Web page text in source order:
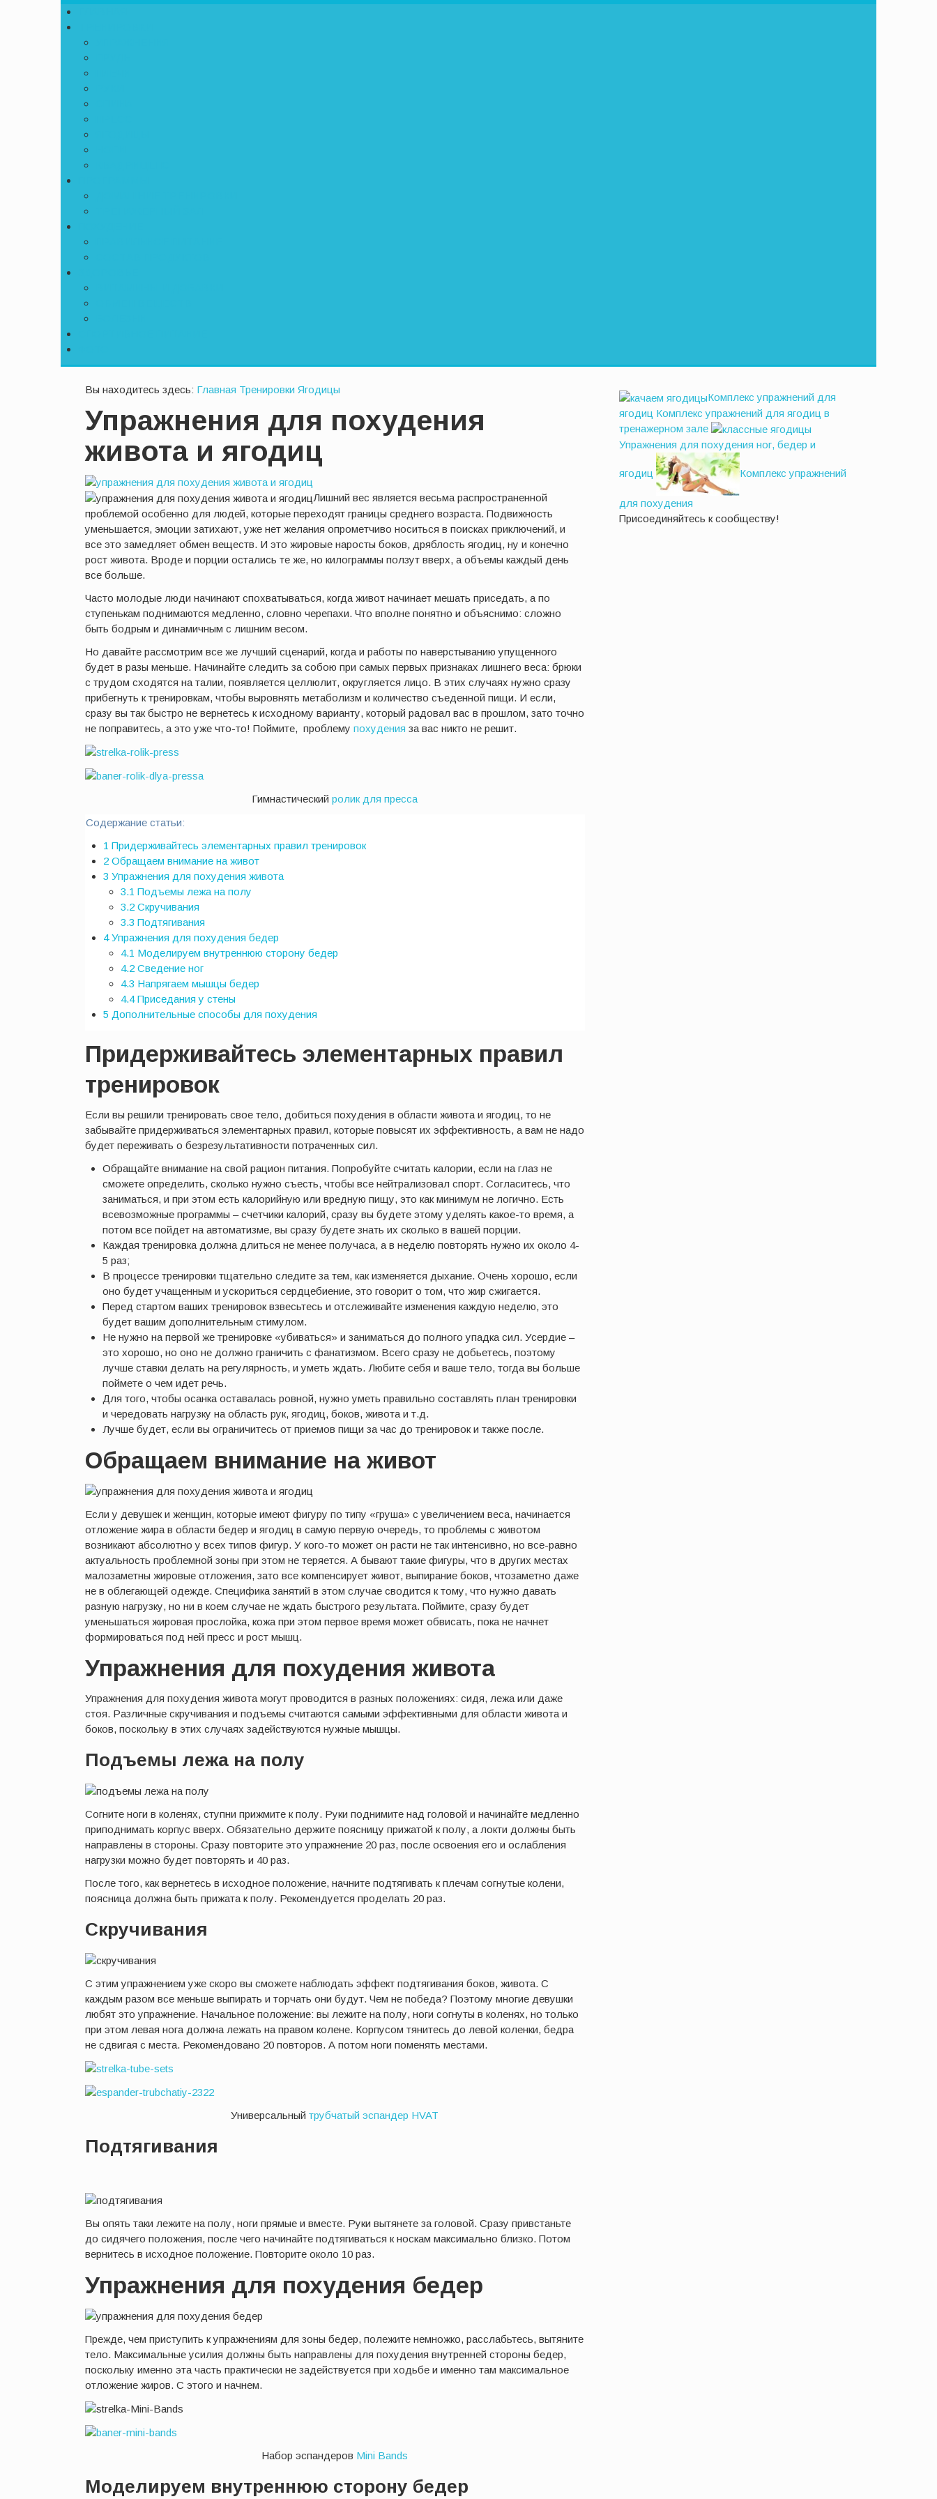
Вы находитесь здесь: Главная Тренировки Ягодицы
Упражнения для похудения
живота и ягодиц
Лишний вес является весьма распространенной
проблемой особенно для людей, которые переходят границы среднего возраста. Подвижность
уменьшается, эмоции затихают, уже нет желания опрометчиво носиться в поисках приключений, и
все это замедляет обмен веществ. И это жировые наросты боков, дряблость ягодиц, ну и конечно
рост живота. Вроде и порции остались те же, но килограммы ползут вверх, а объемы каждый день
все больше.
Часто молодые люди начинают спохватываться, когда живот начинает мешать приседать, а по
ступенькам поднимаются медленно, словно черепахи. Что вполне понятно и объяснимо: сложно
быть бодрым и динамичным с лишним весом.
Но давайте рассмотрим все же лучший сценарий, когда и работы по наверстыванию упущенного
будет в разы меньше. Начинайте следить за собою при самых первых признаках лишнего веса: брюки
с трудом сходятся на талии, появляется целлюлит, округляется лицо. В этих случаях нужно сразу
прибегнуть к тренировкам, чтобы выровнять метаболизм и количество съеденной пищи. И если,
сразу вы так быстро не вернетесь к исходному варианту, который радовал вас в прошлом, зато точно
не поправитесь, а это уже что-то! Поймите, проблему похудения за вас никто не решит.
Гимнастическийролик для пресса
Содержание статьи:
1 Придерживайтесь элементарных правил тренировок
2 Обращаем внимание на живот
3 Упражнения для похудения живота
3.1 Подъемы лежа на полу
3.2 Скручивания
3.3 Подтягивания
4Упражнения для похудения бедер
4.1 Моделируем внутреннюю сторону бедер
4.2 Сведение ног
4.3 Напрягаем мышцы бедер
4.4Приседания у стены
5 Дополнительные способы для похудения
Придерживайтесь элементарных правил
тренировок
Если вы решили тренировать свое тело, добиться похудения в области живота и ягодиц, то не
забывайте придерживаться элементарных правил, которые повысят их эффективность, а вам не надо
будет переживать о безрезультативности потраченных сил.
Обращайте внимание на свой рацион питания. Попробуйте считать калории, если на глаз не
сможете определить, сколько нужно съесть, чтобы все нейтрализовал спорт. Согласитесь, что
заниматься, и при этом есть калорийную или вредную пищу, это как минимум не логично. Есть
всевозможные программы – счетчики калорий, сразу вы будете этому уделять какое-то время, а
потом все пойдет на автоматизме, вы сразу будете знать их сколько в вашей порции.
Каждая тренировка должна длиться не менее получаса, а в неделю повторять нужно их около 4-
5 раз;
В процессе тренировки тщательно следите за тем, как изменяется дыхание. Очень хорошо, если
оно будет учащенным и ускориться сердцебиение, это говорит о том, что жир сжигается.
Перед стартом ваших тренировок взвесьтесь и отслеживайте изменения каждую неделю, это
будет вашим дополнительным стимулом.
Не нужно на первой же тренировке «убиваться» и заниматься до полного упадка сил. Усердие –
это хорошо, но оно не должно граничить с фанатизмом. Всего сразу не добьетесь, поэтому
лучше ставки делать на регулярность, и уметь ждать. Любите себя и ваше тело, тогда вы больше
поймете о чем идет речь.
Для того, чтобы осанка оставалась ровной, нужно уметь правильно составлять план тренировки
и чередовать нагрузку на область рук, ягодиц, боков, живота и т.д.
Лучше будет, если вы ограничитесь от приемов пищи за час до тренировок и также после.
Обращаем внимание на живот
Если у девушек и женщин, которые имеют фигуру по типу «груша» с увеличением веса, начинается
отложение жира в области бедер и ягодиц в самую первую очередь, то проблемы с животом
возникают абсолютно у всех типов фигур. У кого-то может он расти не так интенсивно, но все-равно
актуальность проблемной зоны при этом не теряется. А бывают такие фигуры, что в других местах
малозаметны жировые отложения, зато все компенсирует живот, выпирание боков, чтозаметно даже
не в облегающей одежде. Специфика занятий в этом случае сводится к тому, что нужно давать
разную нагрузку, но ни в коем случае не ждать быстрого результата. Поймите, сразу будет
уменьшаться жировая прослойка, кожа при этом первое время может обвисать, пока не начнет
формироваться под ней пресс и рост мышц.
Упражнения для похудения живота
Упражнения для похудения живота могут проводится в разных положениях: сидя, лежа или даже
стоя. Различные скручивания и подъемы считаются самыми эффективными для области живота и
боков, поскольку в этих случаях задействуются нужные мышцы.
Подъемы лежа на полу
Согните ноги в коленях, ступни прижмите к полу. Руки поднимите над головой и начинайте медленно
приподнимать корпус вверх. Обязательно держите поясницу прижатой к полу, а локти должны быть
направлены в стороны. Сразу повторите это упражнение 20 раз, после освоения его и ослабления
нагрузки можно будет повторять и 40 раз.
После того, как вернетесь в исходное положение, начните подтягивать к плечам согнутые колени,
поясница должна быть прижата к полу. Рекомендуется проделать 20 раз.
Скручивания
С этим упражнением уже скоро вы сможете наблюдать эффект подтягивания боков, живота. С
каждым разом все меньше выпирать и торчать они будут. Чем не победа? Поэтому многие девушки
любят это упражнение. Начальное положение: вы лежите на полу, ноги согнуты в коленях, но только
при этом левая нога должна лежать на правом колене. Корпусом тянитесь до левой коленки, бедра
не сдвигая с места. Рекомендовано 20 повторов. А потом ноги поменять местами.
Универсальныйтрубчатый эспандер HVAT
Подтягивания
Вы опять таки лежите на полу, ноги прямые и вместе. Руки вытянете за головой. Сразу привстаньте
до сидячего положения, после чего начинайте подтягиваться к носкам максимально близко. Потом
вернитесь в исходное положение. Повторите около 10 раз.
Упражнения для похудения бедер
Прежде, чем приступить к упражнениям для зоны бедер, полежите немножко, расслабьтесь, вытяните
тело. Максимальные усилия должны быть направлены для похудения внутренней стороны бедер,
поскольку именно эта часть практически не задействуется при ходьбе и именно там максимальное
отложение жиров. С этого и начнем.
Набор эспандеров Mini Bands
Моделируем внутреннюю сторону бедер
Комплекс упражнений для
ягодиц Комплекс упражнений для ягодиц в
тренажерном зале
Упражнения для похудения ног, бедер и
ягодиц Комплекс упражнений
для похудения
Присоединяйтесь к сообществу!